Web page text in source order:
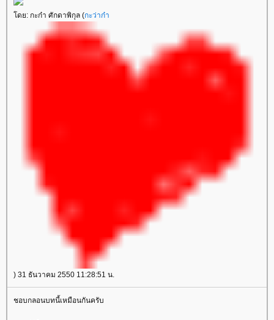
ดย: กะก๋า ศักดาพิกุล (กะว่าก๋า
) 31 ธันวาคม 2550 11:28:51 น.
ชอบกลอนบทนี้เหมือนกันครับ